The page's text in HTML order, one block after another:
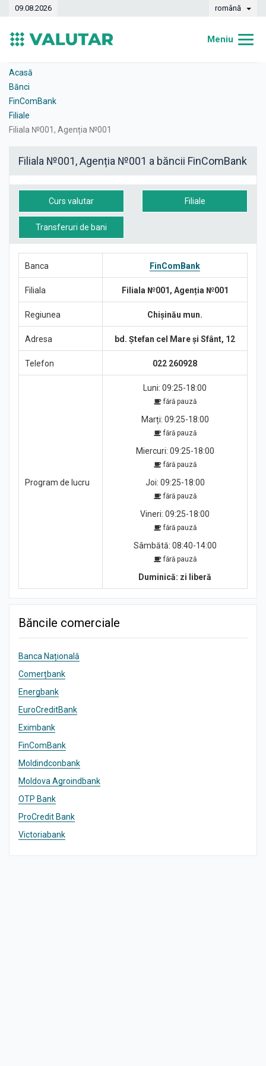
09.08.2026 română
Meniu
Transferuri de bani
Acasă
Bănci
FinComBank
Filiale
Filiala №001, Agenția №001
Filiala №001, Agenția №001 a băncii FinComBank
Curs valutar Filiale
Transferuri de bani
Banca FinComBank
Filiala Filiala №001, Agenția №001
Regiunea Chișinău mun.
Adresa bd. Ștefan cel Mare și Sfânt, 12
Telefon 022 260928
Program de lucru
Luni: 09:25-18:00
fără pauză
Marți: 09:25-18:00
fără pauză
Miercuri: 09:25-18:00
fără pauză
Joi: 09:25-18:00
fără pauză
Vineri: 09:25-18:00
fără pauză
Sâmbătă: 08:40-14:00
fără pauză
Duminică: zi liberă
Băncile comerciale
Banca Națională
Comerțbank
Energbank
EuroCreditBank
Eximbank
FinComBank
Moldindconbank
Moldova Agroindbank
OTP Bank
ProCredit Bank
Victoriabank